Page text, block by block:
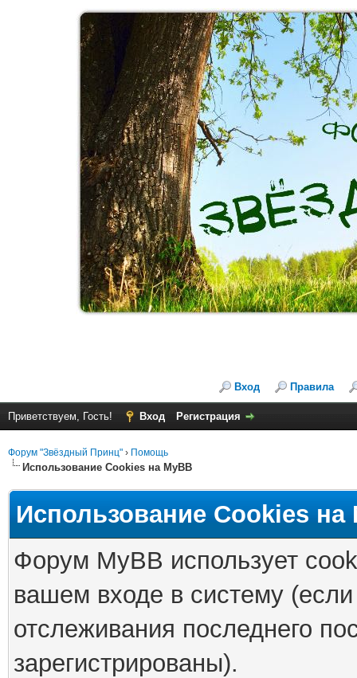
Вход Правила
Приветствуем, Гость! Вход Регистрация
Форум "Звёздный Принц" › Помощь
Использование Cookies на MyBB
Использование Cookies на
Форум MyBB использует
вашем входе в систему
отслеживания последнего
зарегистрированы).